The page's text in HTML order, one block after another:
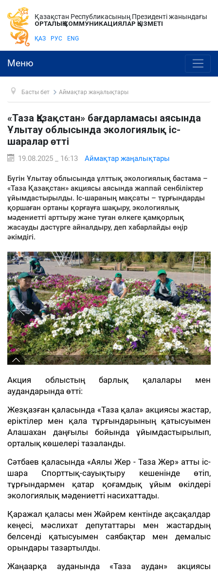
Қазақстан Республикасының Президенті жанындағы
ОРТАЛЫҚ КОММУНИКАЦИЯЛАР ҚЫЗМЕТІ
ҚАЗ РУС ENG
Меню
Басты бет Аймақтар жаңалықтары
«Таза Қазақстан» бағдарламасы аясында
Ұлытау облысында экологиялық іс-
шаралар өтті
19.08.2025 _ 16:13 Аймақтар жаңалықтары
Бүгін Ұлытау облысында ұлттық экологиялық бастама –
«Таза Қазақстан» акциясы аясында жаппай сенбіліктер
ұйымдастырылды. Іс-шараның мақсаты – тұрғындарды
қоршаған ортаны қорғауға шақыру, экологиялық
мәдениетті арттыру және туған өлкеге қамқорлық
жасауды дәстүрге айналдыру, деп хабарлайды өңір
әкімдігі.
Акция облыстың барлық қалалары мен
аудандарында өтті:
Жезқазған қаласында «Таза қала» акциясы жастар,
еріктілер мен қала тұрғындарының қатысуымен
Алашахан даңғылы бойында ұйымдастырылып,
орталық көшелері тазаланды.
Сәтбаев қаласында «Аялы Жер - Таза Жер» атты іс-
шара Спорттық-сауықтыру кешенінде өтіп,
тұрғындармен қатар қоғамдық ұйым өкілдері
экологиялық мәдениетті насихаттады.
Қаражал қаласы мен Жәйрем кентінде ақсақалдар
кеңесі, мәслихат депутаттары мен жастардың
белсенді қатысуымен саябақтар мен демалыс
орындары тазартылды.
Жаңаарқа ауданында «Таза аудан» акциясы